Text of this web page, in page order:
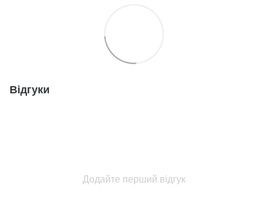
Відгуки
Додайте перший відгук